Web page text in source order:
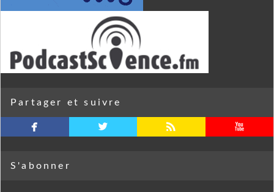
Partager et suivre
facebook twitterbird rss youtube
S'abonner